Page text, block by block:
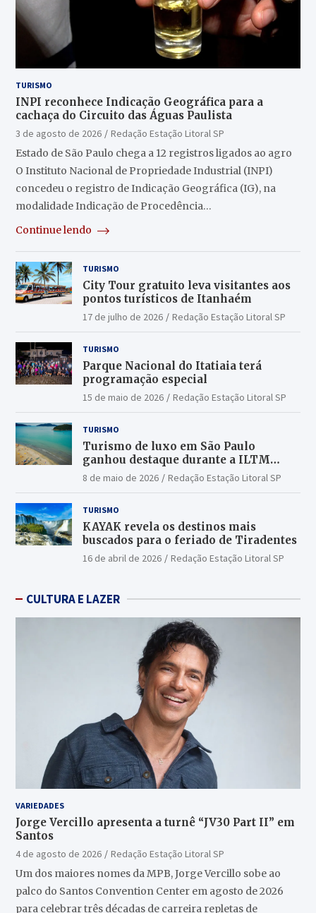
TURISMO
INPI reconhece Indicação Geográfica para a
cachaça do Circuito das Águas Paulista
3 de agosto de 2026
Redação Estação Litoral SP
Estado de São Paulo chega a 12 registros ligados ao agro
O Instituto Nacional de Propriedade Industrial (INPI)
concedeu o registro de Indicação Geográfica (IG), na
modalidade Indicação de Procedência…
Continue lendo
TURISMO
City Tour gratuito leva visitantes aos
pontos turísticos de Itanhaém
17 de julho de 2026 Redação Estação Litoral SP
TURISMO
Parque Nacional do Itatiaia terá
programação especial
15 de maio de 2026 Redação Estação Litoral SP
TURISMO
Turismo de luxo em São Paulo
ganhou destaque durante a ILTM
Latin America 2026
8 de maio de 2026 Redação Estação Litoral SP
TURISMO
KAYAK revela os destinos mais
buscados para o feriado de Tiradentes
16 de abril de 2026 Redação Estação Litoral SP
CULTURA E LAZER
VARIEDADES
Jorge Vercillo apresenta a turnê “JV30 Part II” em
Santos
4 de agosto de 2026
Redação Estação Litoral SP
Um dos maiores nomes da MPB, Jorge Vercillo sobe ao
palco do Santos Convention Center em agosto de 2026
para celebrar três décadas de carreira repletas de